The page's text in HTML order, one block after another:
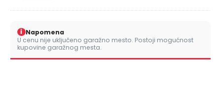
i Napomena
U cenu nije uključeno garažno mesto. Postoji mogućnost
kupovine garažnog mesta.